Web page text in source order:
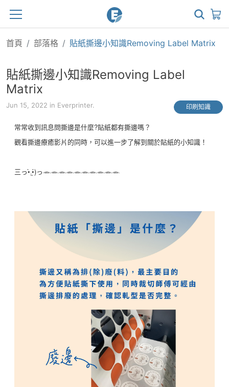
首頁 部落格 貼紙撕邊小知識Removing Label Matrix
貼紙撕邊小知識Removing Label
Matrix
Jun 15, 2022 in Everprinter. 印刷知識
常常收到訊息問撕邊是什麼?貼紙都有撕邊嗎？
觀看撕邊療癒影片的同時，可以進一步了解到關於貼紙的小知識！
三っ•̀.̫•́)っ𓂎𓂎𓂎𓂎𓂎𓂎𓂎𓂎𓂎𓂎